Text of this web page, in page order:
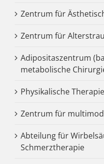
Zentrum für
Zentrum für
Adipositaszentrum
metabolische
Physikalische Therapie
Zentrum für
Abteilung für
Schmerztherapie